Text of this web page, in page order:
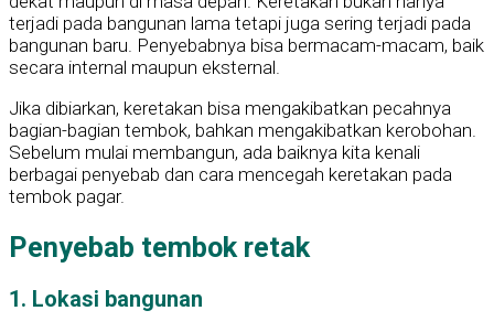
terjadi pada bangunan lama tetapi juga sering terjadi pada
bangunan baru. Penyebabnya bisa bermacam-macam, baik
secara internal maupun eksternal.
Jika dibiarkan, keretakan bisa mengakibatkan pecahnya
bagian-bagian tembok, bahkan mengakibatkan kerobohan.
Sebelum mulai membangun, ada baiknya kita kenali
berbagai penyebab dan cara mencegah keretakan pada
tembok pagar.
Penyebab tembok retak
1. Lokasi bangunan